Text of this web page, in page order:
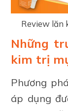
Review lăn
Những
kim trị
Phương
áp dụng